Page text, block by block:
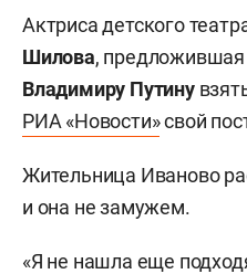
Актриса детского
Шилова, предложившая
Владимиру Путину
РИА «Новости»свой
Жительница Иваново
и она не замужем.
«Я не нашла еще